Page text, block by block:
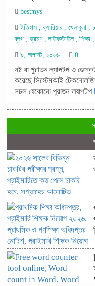
bestmys
ইতিহাস ,ক্যারিয়ার , খেলাধুলা ,
ব্লগ ,ভ্রমণ, লাইফস্টাইল , শিক্ষা ,
৯, অগাস্ট, ২০২৬ 0
নষ্ট বা পুরাতন ল্যাপটপ ও
করেছে সিস্টেমআই
সচল যেকোনো পুরাতন ল্যাপটপ